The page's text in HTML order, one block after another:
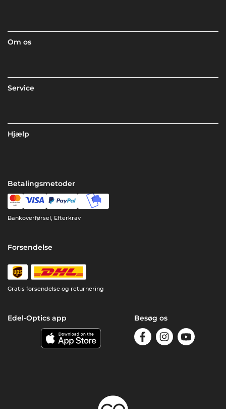
Om os
Service
Hjælp
Betalingsmetoder
Bankoverførsel, Efterkrav
Forsendelse
Gratis forsendelse og returnering
Edel-Optics app Besøg os